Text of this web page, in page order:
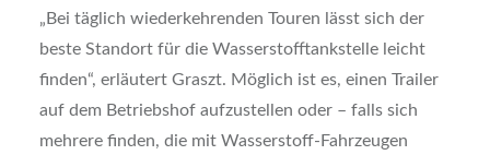
„Bei täg­lich wie­der­keh­ren­den Tou­ren lässt sich der
bes­te Stand­ort für die Was­ser­stoff­tank­stel­le leicht
fin­den“, erläu­tert Graszt. Mög­lich ist es, einen Trai­ler
auf dem Betriebs­hof auf­zu­stel­len oder – falls sich
meh­re­re fin­den, die mit Was­ser­stoff-Fahr­zeu­gen